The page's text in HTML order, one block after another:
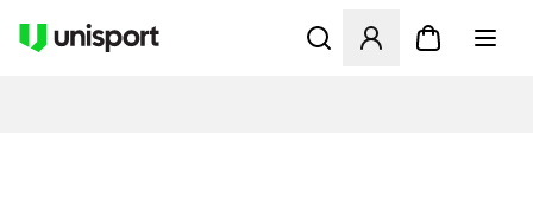
Opent een venster om in